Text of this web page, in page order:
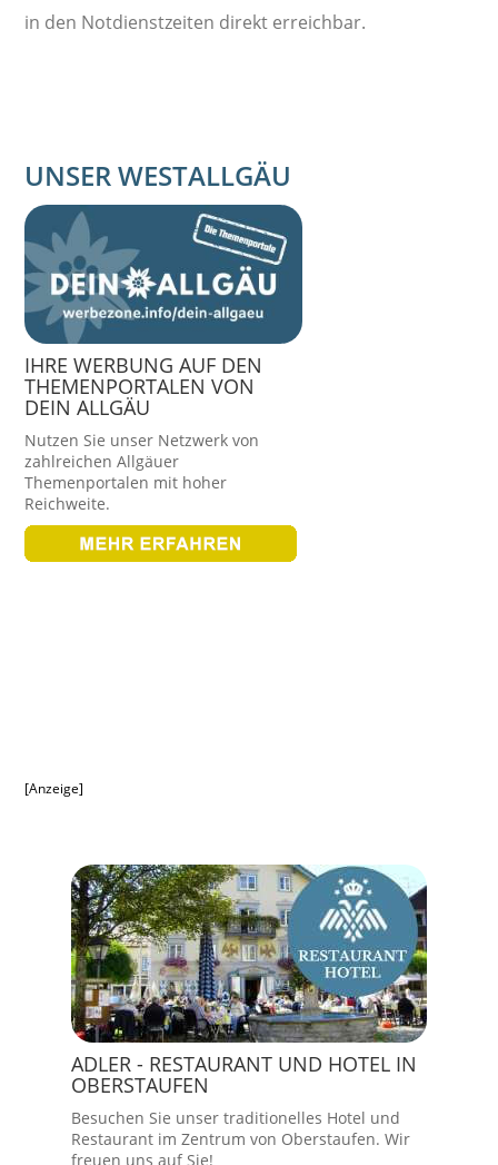
in den Notdienstzeiten direkt erreichbar.
UNSER WESTALLGÄU
IHRE WERBUNG AUF DEN
THEMENPORTALEN VON
DEIN ALLGÄU
Nutzen Sie unser Netzwerk von
zahlreichen Allgäuer
Themenportalen mit hoher
Reichweite.
[Anzeige]
ADLER - RESTAURANT UND HOTEL IN
OBERSTAUFEN
Besuchen Sie unser traditionelles Hotel und
Restaurant im Zentrum von Oberstaufen. Wir
freuen uns auf Sie!